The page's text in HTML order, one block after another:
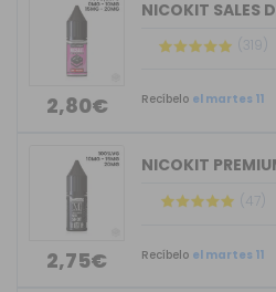
2,80€
(319)
Recíbelo el martes 11
2,75€
(47)
Recíbelo el martes 11